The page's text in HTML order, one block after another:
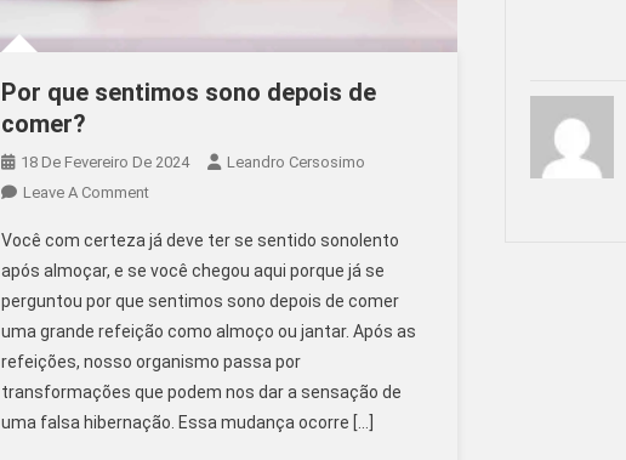
Por que sentimos sono depois de
comer?
18 De Fevereiro De 2024
Leandro Cersosimo
Leave A CommentOn
Que
Sentimos
Sono
Depois
De
Comer?
Você com certeza já deve ter se sentido sonolento
após almoçar, e se você chegou aqui porque já se
perguntou por que sentimos sono depois de comer
uma grande refeição como almoço ou jantar. Após as
refeições, nosso organismo passa por
transformações que podem nos dar a sensação de
uma falsa hibernação. Essa mudança ocorre […]